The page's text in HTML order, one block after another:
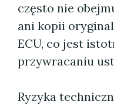
często nie
ani kopii
ECU, co jest
przywracaniu
Ryzyka